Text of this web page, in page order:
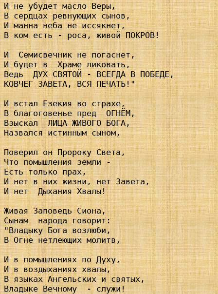
И не убудет масло Веры,
В сердцах ревнующих сынов,
И манна неба не иссякнет,
В ком есть - роса, живой ПОКРОВ!
И  Семисвечник не погаснет,
И будет в  Храме ликовать,
Ведь  ДУХ СВЯТОЙ - ВСЕГДА В ПОБЕДЕ,
КОВЧЕГ ЗАВЕТА, ВСЯ ПЕЧАТЬ!"
И встал Езекия во страхе,
В благоговенье пред  ОГНЁМ,
Взыскал  ЛИЦА ЖИВОГО БОГА,
Назвался истинным сыном,
Поверил он Пророку Света,
Что помышления земли -
Есть только прах,
И нет в них жизни, нет Завета,
И нет  Дыхания Хвалы!
Живая Заповедь Сиона,
Сынам  народа говорит:
"Владыку Бога возлюби,
В Огне нетлеющих молитв,
И в помышлениях по Духу,
И в воздыханиях хвалы,
В языках Ангельских и святых,
Владыке Вечному  - служи!